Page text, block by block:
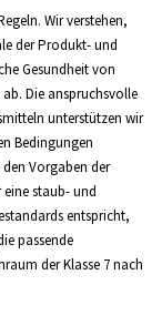
Wir verstehen,
der Produkt- und
Gesundheit von
Die anspruchsvolle
unterstützen wir
Bedingungen
Vorgaben der
eine staub- und
entspricht,
passende
der Klasse 7 nach